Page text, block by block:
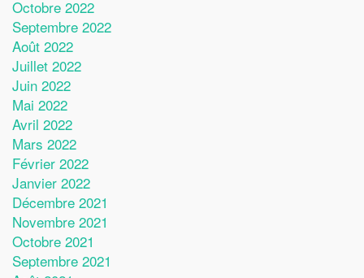
Octobre 2022
Septembre 2022
Août 2022
Juillet 2022
Juin 2022
Mai 2022
Avril 2022
Mars 2022
Février 2022
Janvier 2022
Décembre 2021
Novembre 2021
Octobre 2021
Septembre 2021